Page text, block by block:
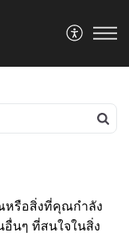
หรือสิ่งที่คุณกำลัง
นๆ ที่สนใจในสิ่ง